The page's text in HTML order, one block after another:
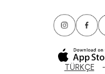
TÜRKÇE